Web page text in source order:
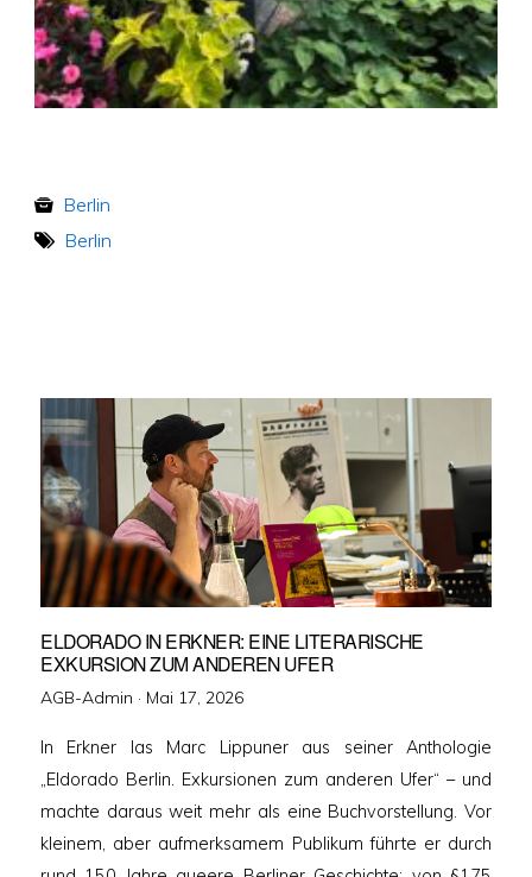
Berlin
Berlin
ELDORADO IN ERKNER: EINE LITERARISCHE
EXKURSION ZUM ANDEREN UFER
AGB-Admin · Veröffentlicht
Mai 17, 2026
In Erkner las Marc Lippuner aus seiner Anthologie
„Eldorado Berlin. Exkursionen zum anderen Ufer“ – und
machte daraus weit mehr als eine Buchvorstellung. Vor
kleinem, aber aufmerksamem Publikum führte er durch